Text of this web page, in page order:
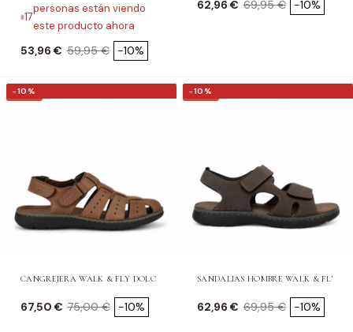
17
personas están viendo
este producto ahora
Precio
53,96 € Precio base
59,95 € -10%
Precio
62,96 € Precio base
69,95 € -10%
-10%
CANGREJERA WALK & FLY DOLOMITE
Precio
67,50 € Precio base
75,00 € -10%
-10% -10%
SANDALIAS HOMBRE WALK & FLY
Precio
62,96 € Precio base
69,95 € -10%
-10%